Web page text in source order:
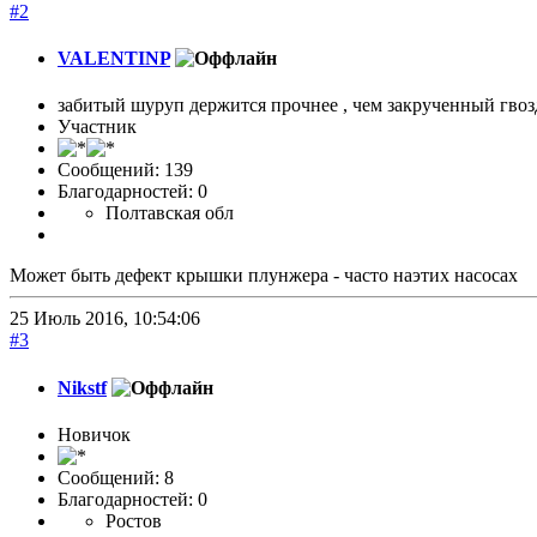
#2
VALENTINP
забитый шуруп держится прочнее , чем закрученный
Участник
Сообщений: 139
Благодарностей: 0
Полтавская обл
Может быть дефект крышки плунжера - часто наэтих насосах
25 Июль 2016, 10:54:06
#3
Nikstf
Новичок
Сообщений: 8
Благодарностей: 0
Ростов